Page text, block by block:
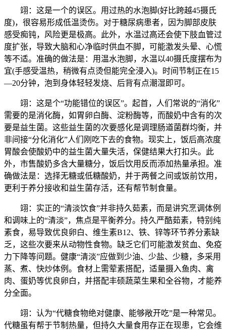
翊：这是一个的误区。用过热的水泡脚(好比跨越45摄氏
度)，很容易形成低温烫伤。对于糖尿病患者，因为脚部皮肤
感受痴钝，风险更是极高。此外，水温过高还会使下肢血管过
度扩张，导致大脑和心净临时供血不脚，可能激发头晕、心慌
等不适。准确的做法是：用温水泡脚，水温以40摄氏度摆布为
宜(手感受温热，稍微有点烫但能完全浸入)。时间节制正在15
—20分钟，泡到身体轻轻发烧、后背有点潮湿即可。
翊：这是个“功能错位的误区”。起首，人们常说的“消化”
需要的是消化酶，如胃卵白酶、淀粉酶等，而酸奶中含有的次
要是益生菌。这些益生菌的次要感化是调理肠道菌群均衡，并
非间接“分化消化”人们刚吃下去的食物。现实上，饭后高浓度
胃酸会使酸奶中的益生菌大量失活，保健结果大打扣头。此
外，市售酸奶多含大量糖分，饭后饮用反而添加热量承担。准
确做法是：选择无糖或低糖酸奶，并于两餐之间或饭前饮用，
更利于养分接收和益生菌存活，还有帮节制食量。
翊：实正的“清淡饮食”并非持久茹素，而是讲究烹调体例
和调味上的“清淡”，焦点是平衡养分。持久严酷茹素，特别纯
素食，易导致优良卵白、维生素B12、铁、锌等环节养分素缺
乏，这些次要来从动物性食物。缺乏它们可能激发贫血、免疫
力下降等问题。健康“清淡”应做到少油、少盐、少糖，多采用
蒸、煮、快炒体例。食材上需荤素搭配，适量摄入鱼肉、禽
肉、蛋奶等优良卵白，并搭配丰硕蔬菜生果和全谷物，才能养
分全面。
翊：认为“代糖食物绝对健康、能够敞开吃”是一种常见。
代糖虽有帮于节制热量，但持久大量食用存正在现患，它会维